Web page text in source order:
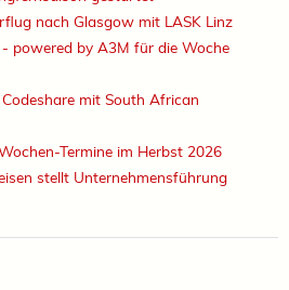
nach Glasgow mit LASK Linz
powered by A3M für die Woche
mit South African
Termine im Herbst 2026
stellt Unternehmensführung